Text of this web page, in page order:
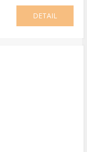
DETAIL